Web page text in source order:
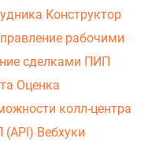
Конструктор
рабочими
сделками ПИП
Оценка
колл-центра
(API) Вебхуки